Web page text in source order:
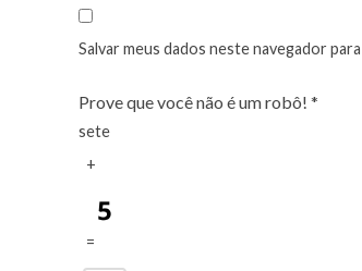
Salvar meus dados neste navegador
Prove que você não é um robô! *
sete
+
=